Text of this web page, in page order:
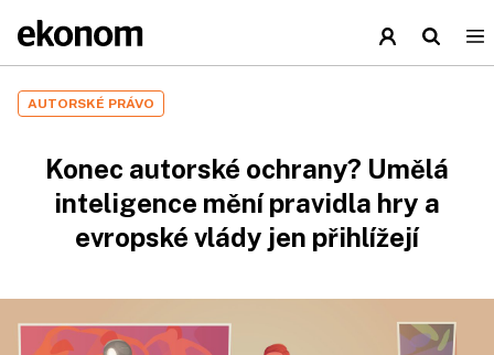
AUTORSKÉ PRÁVO
Konec autorské ochrany? Umělá
inteligence mění pravidla hry a
evropské vlády jen přihlížejí